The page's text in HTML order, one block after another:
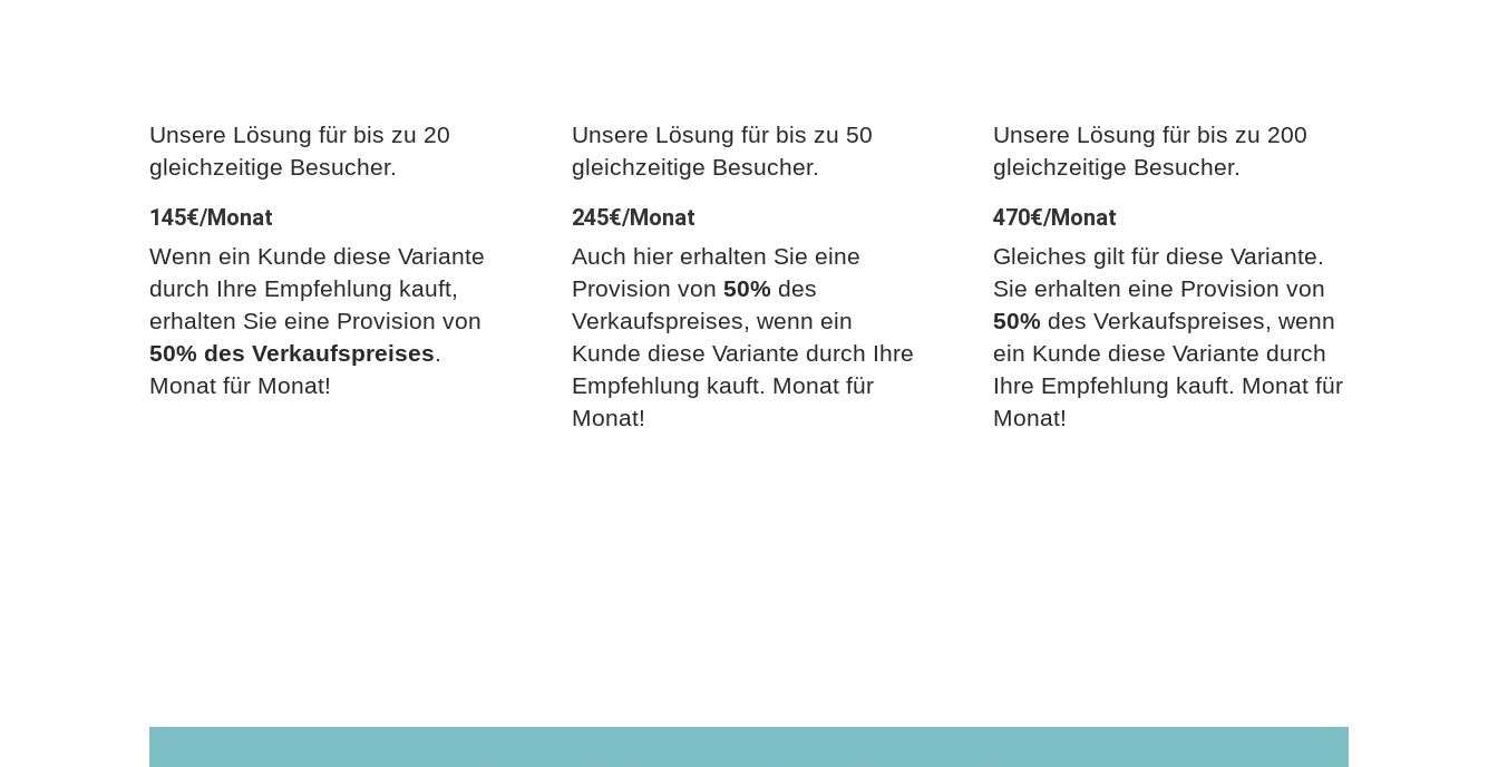
Unsere Lösung für bis zu 20
gleichzeitige Besucher.
145€/Monat
Wenn ein Kunde diese Variante
durch Ihre Empfehlung kauft,
erhalten Sie eine Provision von
50% des Verkaufspreises.
Monat für Monat!
Unsere Lösung für bis zu 50
gleichzeitige Besucher.
245€/Monat
Auch hier erhalten Sie eine
Provision von 50%des
Verkaufspreises, wenn ein
Kunde diese Variante durch Ihre
Empfehlung kauft. Monat für
Monat!
Unsere Lösung für bis zu 200
gleichzeitige Besucher.
470€/Monat
Gleiches gilt für diese Variante.
Sie erhalten eine Provision von
50%des Verkaufspreises, wenn
ein Kunde diese Variante durch
Ihre Empfehlung kauft. Monat für
Monat!